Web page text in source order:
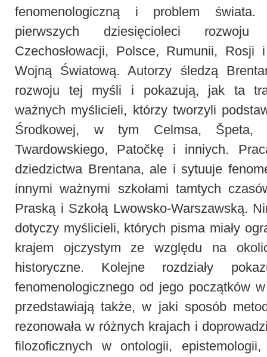
fenomenologiczną i problem świata.
pierwszych dziesięcioleci
Czechosłowacji, Polsce, Rumunii, Rosji
Wojną Światową. Autorzy śledzą
rozwoju tej myśli i pokazują, jak ta
ważnych myślicieli, którzy tworzyli
Środkowej, w tym Celmsa, Špeta,
Twardowskiego, Patočkę i inniych.
dziedzictwa Brentana, ale i sytuuje
innymi ważnymi szkołami tamtych
Praską i Szkołą Lwowsko-Warszawską.
dotyczy myślicieli, których pisma miały
krajem ojczystym ze względu na
historyczne. Kolejne rozdziały
fenomenologicznego od jego początków
przedstawiają także, w jaki sposób
rezonowała w różnych krajach i
filozoficznych w ontologii,